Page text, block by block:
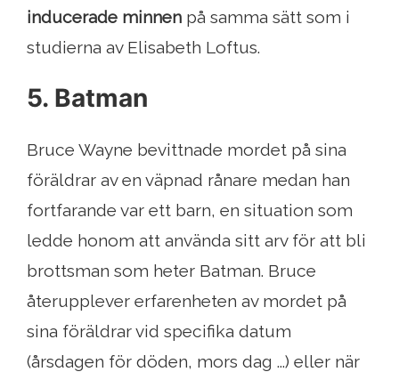
inducerade minnen på samma sätt som i
studierna av Elisabeth Loftus.
5. Batman
Bruce Wayne bevittnade mordet på sina
föräldrar av en väpnad rånare medan han
fortfarande var ett barn, en situation som
ledde honom att använda sitt arv för att bli
brottsman som heter Batman. Bruce
återupplever erfarenheten av mordet på
sina föräldrar vid specifika datum
(årsdagen för döden, mors dag ...) eller när